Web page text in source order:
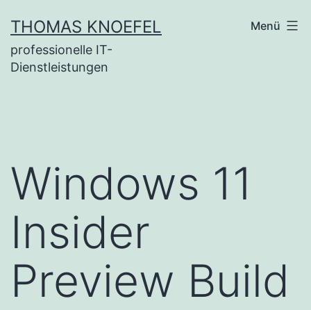
Inhalt
springen
THOMAS KNOEFEL
professionelle IT-
Dienstleistungen
Menü
Windows 11
Insider
Preview Build